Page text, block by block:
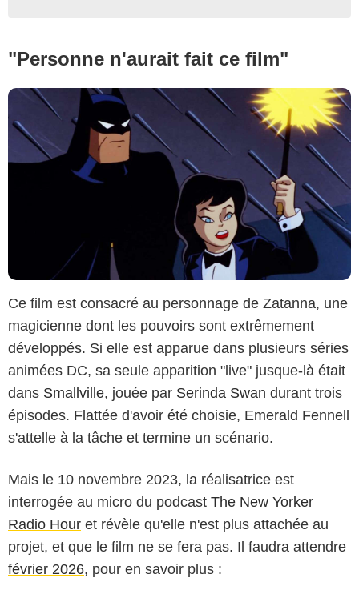
"Personne n'aurait fait ce film"
Ce film est consacré au personnage de Zatanna, une
magicienne dont les pouvoirs sont extrêmement
développés. Si elle est apparue dans plusieurs séries
animées DC, sa seule apparition "live" jusque-là était
dans Smallville, jouée par Serinda Swan durant trois
épisodes. Flattée d'avoir été choisie, Emerald Fennell
s'attelle à la tâche et termine un scénario.
Mais le 10 novembre 2023, la réalisatrice est
interrogée au micro du podcast The New Yorker
Radio Hour et révèle qu'elle n'est plus attachée au
projet, et que le film ne se fera pas. Il faudra attendre
février 2026, pour en savoir plus :